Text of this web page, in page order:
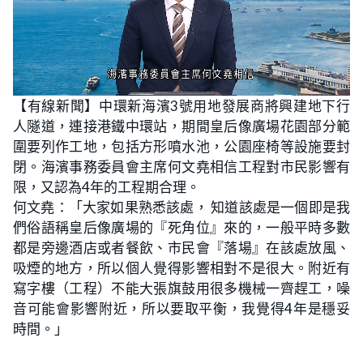
U
n
m
u
t
e
o
a
d
e
d
:
4
6
.
1
5
%
【有線新聞】中環新海濱3號用地發展商將興建地下行
人隧道，連接港鐵中環站，期間皇后像廣場花園部分範
圍要列作工地，包括方形噴水池，公園座椅等設施要封
閉。海濱事務委員會主席何文堯相信工程對市民影響有
限，又認為4年的工程期合理。
何文堯：「大家如果熟悉該處， 知道該處是一個即是我
們俗語稱皇后像廣場的『死角位』來的，一般平時多數
都是旁邊酒店或者餐飲、市民會『落場』在該處放風、
吸煙的地方，所以個人覺得影響相對不是很大。附近有
寫字樓（工程）不能大張旗鼓用很多機械一齊趕工，噪
音可能會影響附近，所以要取平衡，我覺得4年是穩妥
時間。」